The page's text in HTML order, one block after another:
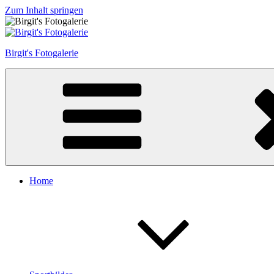
Zum Inhalt springen
Birgit's Fotogalerie
Home